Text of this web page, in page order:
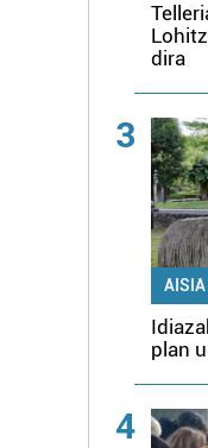
dira
3
AISIA
plan
4